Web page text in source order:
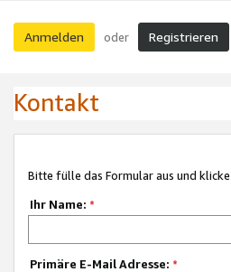
Anmelden oder Registrieren
Kontakt
Bitte fülle das Formular aus und
Ihr Name: *
Primäre E-Mail Adresse: *